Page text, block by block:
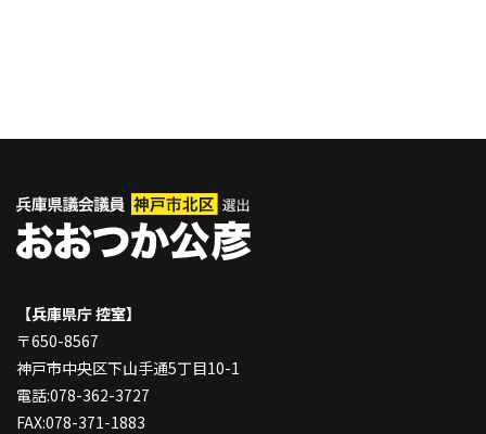
【兵庫県庁 控室】
〒650-8567
神戸市中央区下山手通5丁目10-1
電話:078-362-3727
FAX:078-371-1883